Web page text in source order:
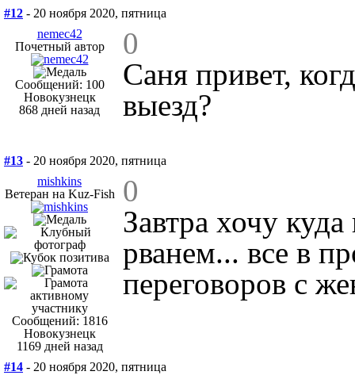
#12 - 20 ноября 2020, пятница
nemec42
Почетный автор
Сообщений: 100
Новокузнецк
868 дней назад
0
Саня привет,
выезд?
#13 - 20 ноября 2020, пятница
mishkins
Ветеран на Kuz-Fish
Сообщений: 1816
Новокузнецк
1169 дней назад
0
Завтра хочу
рванем... все в
переговоров с
#14 - 20 ноября 2020, пятница